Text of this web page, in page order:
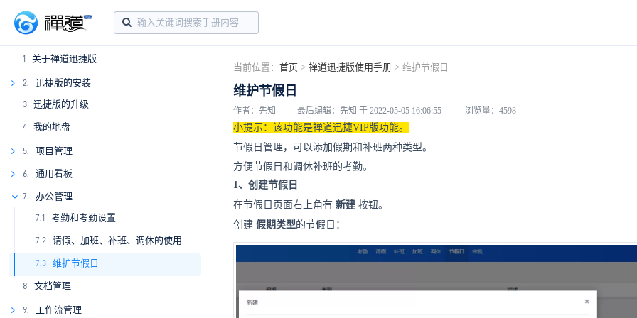
1 关于禅道迅捷版
2. 迅捷版的安装
2.1
2.2
2.3
3 迅捷版的升级
4 我的地盘
5. 项目管理
5.1
5.2
5.3
5.4
5.5
6. 通用看板
6.1
6.2
6.3
7. 办公管理
7.1 考勤和考勤设置
7.2 请假、加班、补班、调休的使用
7.3 维护节假日
8 文档管理
9. 工作流管理
当前位置： 首页 > 禅道迅捷版使用手册 > 维护节假日
维护节假日
作者：先知 最后编辑：先知 于 2022-05-05 16:06:55 浏览量：4598
小提示：该功能是禅道迅捷VIP版功能。
节假日管理，可以添加假期和补班两种类型。
方便节假日和调休补班的考勤。
1、创 建节假日
在节假日页面右上角有 新建 按钮。
创建 假期类型的节假日：